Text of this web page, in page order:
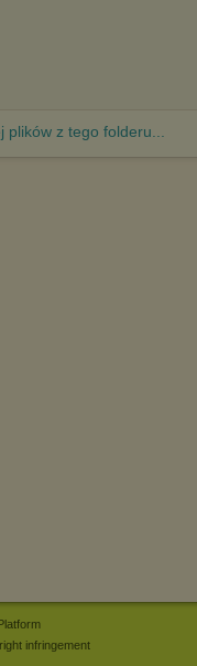
plików z tego folderu...
infringement